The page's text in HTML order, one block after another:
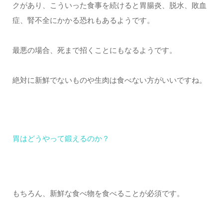
クがあり、こういった食事を続けると胃腸炎、脱水、敗血
症、腎不全にかかる恐れもあるようです。
最悪の場合、死まで招くことにもなるようです。
絶対に新鮮でないものや生肉は食べない方がいいですね。
胃はどうやって鍛えるのか？
もちろん、新鮮な食べ物を食べることが必須です。